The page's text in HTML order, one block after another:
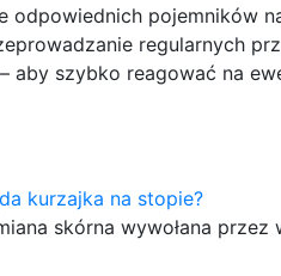
pojemników
regularnych
aby szybko reagować na
kurzajka na stopie?
skórna wywołana